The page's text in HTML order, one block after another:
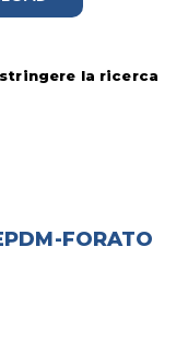
la ricerca
FORATO